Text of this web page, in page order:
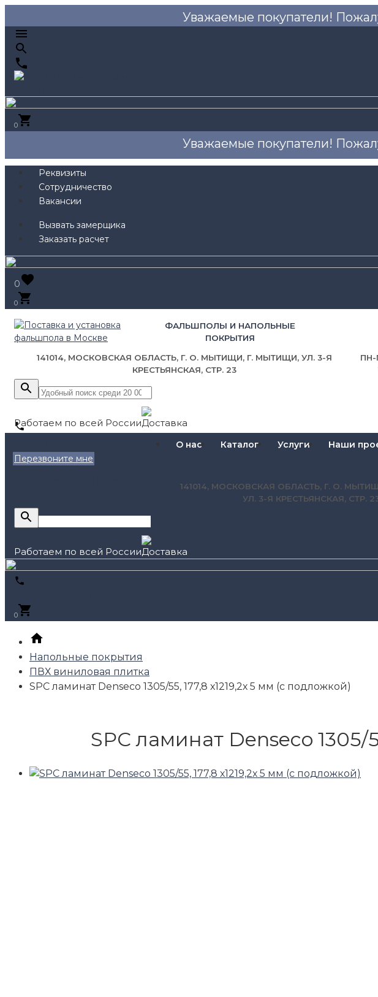
Уважаемые покупатели!
0
Уважаемые покупатели!
Реквизиты
Сотрудничество
Вакансии
Вызвать замерщика
Заказать расчет
0
0
ФАЛЬШПОЛЫ И НАПОЛЬНЫЕ
ПОКРЫТИЯ
141014, МОСКОВСКАЯ ОБЛАСТЬ, Г. О. МЫТИЩИ, Г. МЫТИЩИ, УЛ. 3-Я
КРЕСТЬЯНСКАЯ, СТР. 23
ПН-
Работаем по всей России
Перезвоните мне
О нас Каталог Услуги Наши
141014, МОСКОВСКАЯ ОБЛАСТЬ, Г. О.
УЛ. 3-Я КРЕСТЬЯНСКАЯ, СТР.
Работаем по всей России
0
Напольные покрытия
ПВХ виниловая плитка
SPC ламинат Denseco 1305/55, 177,8 х1219,2х 5 мм (с подложкой)
SPC ламинат Denseco 1305/